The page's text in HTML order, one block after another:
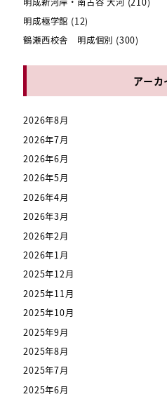
明成極学館 (12)
鶴瀬西校舎 明成個別 (300)
アーカ
2026年8月
2026年7月
2026年6月
2026年5月
2026年4月
2026年3月
2026年2月
2026年1月
2025年12月
2025年11月
2025年10月
2025年9月
2025年8月
2025年7月
2025年6月